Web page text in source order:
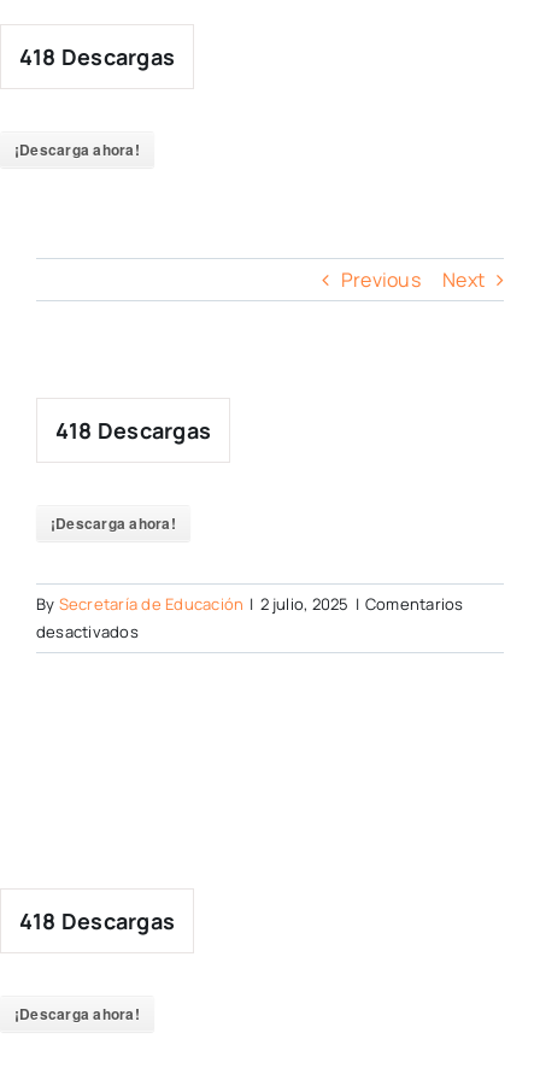
content
418 Descargas
¡Descarga ahora!
Previous Next
418 Descargas
¡Descarga ahora!
By Secretaría de Educación | 2 julio, 2025 | Comentarios
desactivadosen
418 Descargas
¡Descarga ahora!